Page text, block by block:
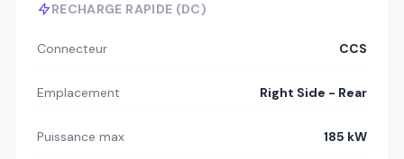
RECHARGE RAPIDE (DC)
Connecteur CCS
Emplacement Right Side - Rear
Puissance max 185 kW